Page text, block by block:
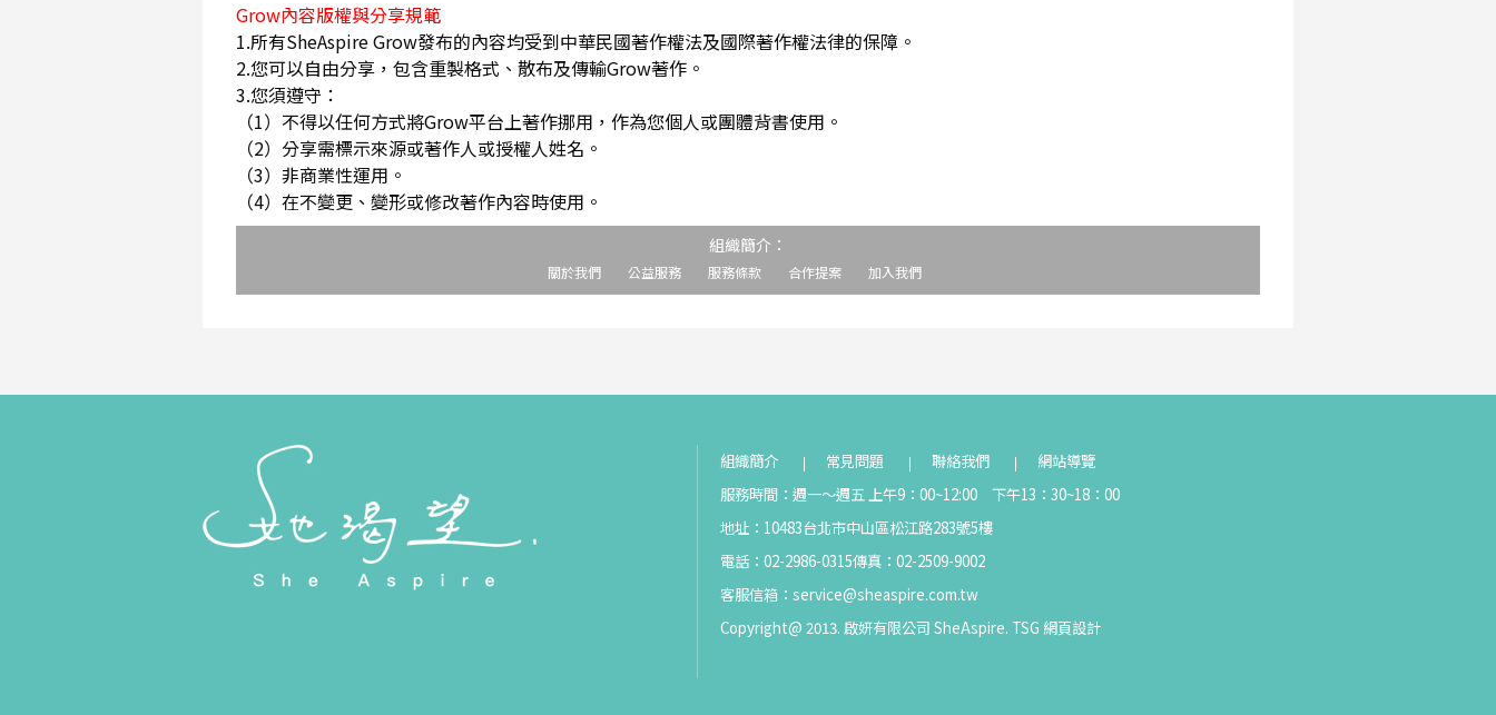
Grow內容版權與分享規範
1.所有SheAspire Grow發布的內容均受到中華民國著作權法及國際著作權法律的保障。
2.您可以自由分享，包含重製格式、散布及傳輸Grow著作。
3.您須遵守：
（1）不得以任何方式將Grow平台上著作挪用，作為您個人或團體背書使用。
（2）分享需標示來源或著作人或授權人姓名。
（3）非商業性運用。
（4）在不變更、變形或修改著作內容時使用。
組織簡介：
關於我們 公益服務 服務條款 合作提案 加入我們
組織簡介 常見問題 聯絡我們
網站導覽
服務時間：週一～週五 上午9：00~12:00 下午13：30~18：00
地址：10483台北市中山區松江路283號5樓
電話：02-2986-0315傳真：02-2509-9002
客服信箱： service@sheaspire.com.tw
Copyright@ 2013. 啟妍有限公司 SheAspire. TSG 網頁設計